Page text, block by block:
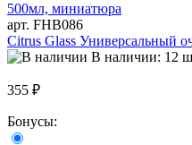
арт. FHB086
Citrus Glass Универсальный
В наличии: 12
355 ₽
Бонусы: